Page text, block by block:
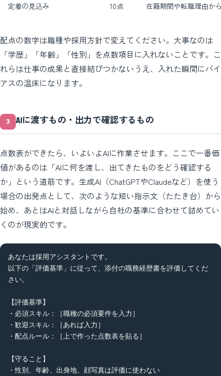
定着の見込み 10点 在籍期間や転職理由か
配点の数字は職種や採用方針で変えてください。大事なのは
「学歴」「年齢」「性別」を点数項目に入れないことです。こ
れらは仕事の成果と直接結びつかないうえ、入れた瞬間にバイ
アスの温床になります。
AIに渡すもの・出力で確認するもの
点数表ができたら、いよいよAIに作業させます。ここで一番価
値があるのは「AIに何を渡し、出てきたものをどう確認する
か」という道筋です。生成AI（ChatGPTやClaudeなど）を使う
場合の出発点として、次のような短い指示文（たたき台）から
始め、あとはAIと対話しながら自社の基準に合わせて詰めてい
くのが現実的です。
あなたは採用アシスタントです。
以下の「評価基準」に従って、添付の職務経歴書を評価してくだ
さい。
【評価基準】
・必須スキル：［職種の必須要件を入力］
・歓迎スキル：［あれば入力］
・配点ルール：［上で作った点数表を貼る］
【守ること】
・性別、年齢、出身地、顔写真は評価に使わない